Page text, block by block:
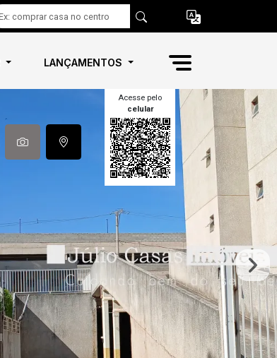
LANÇAMENTOS
Acesse pelo
celular